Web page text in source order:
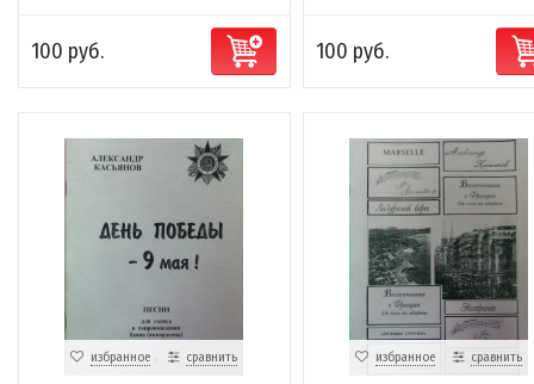
100 руб. 100 руб.
избранное сравнить избранное сравнить